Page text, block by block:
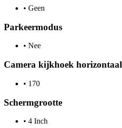
• Geen
Parkeermodus
• Nee
Camera kijkhoek horizontaal
• 170
Schermgrootte
• 4 Inch